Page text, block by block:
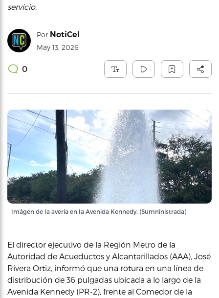
servicio.
Por NotiCel
May 13, 2026
0
Imágen de la avería en la Avenida Kennedy. (Sumninistrada)
El director ejecutivo de la Región Metro de la
Autoridad de Acueductos y Alcantarillados (AAA), José
Rivera Ortiz, informó que una rotura en una línea de
distribución de 36 pulgadas ubicada a lo largo de la
Avenida Kennedy (PR-2), frente al Comedor de la